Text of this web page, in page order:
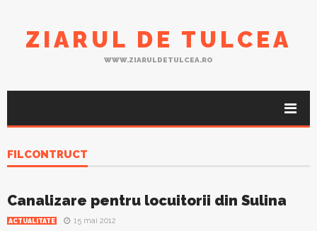
ZIARUL DE TULCEA
WWW.ZIARULDETULCEA.RO
FILCONTRUCT
Canalizare pentru locuitorii din Sulina
ACTUALITATE 15 mai 2012